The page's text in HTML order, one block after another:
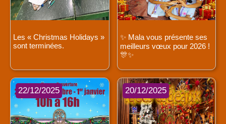
Les « Christmas Holidays »
sont terminées.
✨ Mala vous présente ses
meilleurs vœux pour 2026 !
🎊✨
22/12/2025 20/12/2025